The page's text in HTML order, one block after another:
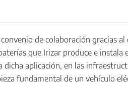
de colaboración gracias al
que Irizar produce e instala
aplicación, en las
fundamental de un vehículo